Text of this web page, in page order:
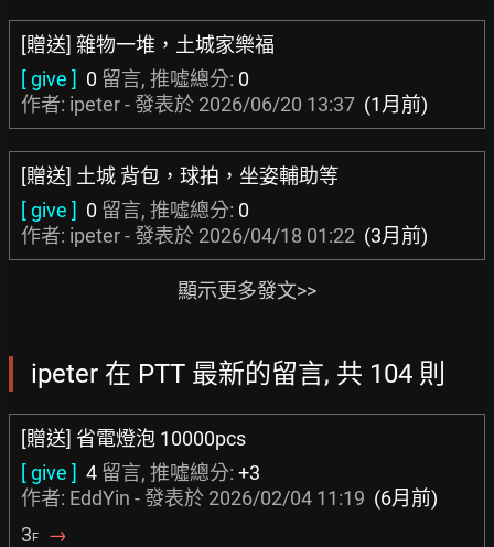
[贈送] 雜物一堆，土城家樂福
[ give ] 0 留言, 推噓總分: 0
作者: ipeter - 發表於 2026/06/20 13:37 (1月前)
[贈送] 土城 背包，球拍，坐姿輔助等
[ give ] 0 留言, 推噓總分: 0
作者: ipeter - 發表於 2026/04/18 01:22 (3月前)
顯示更多發文>>
ipeter 在 PTT 最新的留言, 共 104 則
[贈送] 省電燈泡 10000pcs
[ give ] 4 留言, 推噓總分: +3
作者: EddYin - 發表於 2026/02/04 11:19 (6月前)
3F →